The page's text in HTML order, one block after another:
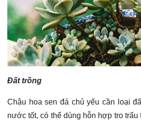
Đất trồng
Chậu hoa sen đá chủ yếu cần loại
nước tốt, có thể dùng hỗn hợp tro